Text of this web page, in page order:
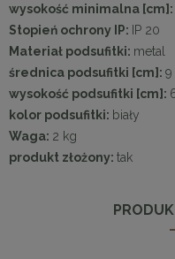
wysokość minimalna [cm]:
Stopień ochrony IP: IP 20
Materiał podsufitki: metal
średnica podsufitki [cm]: 9
wysokość podsufitki [cm]:
kolor podsufitki: biały
Waga: 2 kg
produkt złożony: tak